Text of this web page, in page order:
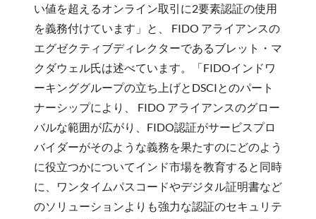
い値を超えるオンライン取引に2要素認証の使用
を義務付けています」と、 FIDO アライアンスの
エグゼクティブディレクターであるブレット・マ
クダウェル氏は述べています。「FIDOインドワ
ーキンググループの立ち上げとDSCIとのパート
ナーシップにより、 FIDO アライアンスのグロー
バルな範囲が広がり、FIDO認証がサービスプロ
バイダーがそのような義務を果たすのにどのよう
に役立つかについてインド市場を教育すると同時
に、ワンタイムパスコードやデジタル証明書など
のソリューションよりも強力な認証のセキュリテ